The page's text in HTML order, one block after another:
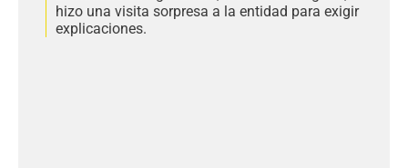
hizo una visita sorpresa a la entidad para exigir
explicaciones.